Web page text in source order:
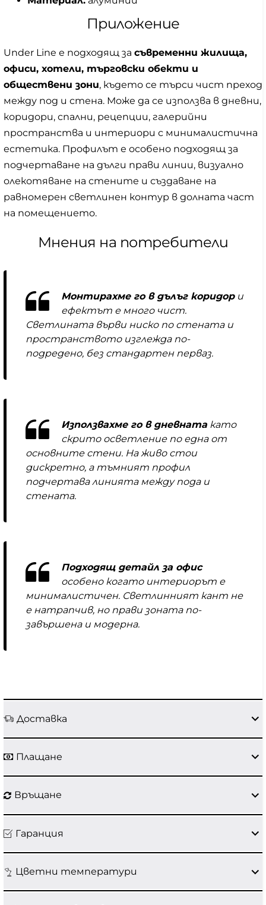
Приложение
Under Line е подходящ за съвременни жилища,
офиси, хотели, търговски обекти и
обществени зони, където се търси чист преход
между под и стена. Може да се използва в дневни,
коридори, спални, рецепции, галерийни
пространства и интериори с минималистична
естетика. Профилът е особено подходящ за
подчертаване на дълги прави линии, визуално
олекотяване на стените и създаване на
равномерен светлинен контур в долната част
на помещението.
Мнения на потребители
Монтирахме го в дълъг коридори
ефектът е много чист.
Светлината върви ниско по стената и
пространството изглежда по-
подредено, без стандартен перваз.
Използвахме го в дневната като
скрито осветление по една от
основните стени. На живо стои
дискретно, а тъмният профил
подчертава линията между пода и
стената.
Подходящ детайл за офис
особено когато интериорът е
минималистичен. Светлинният кант не
е натрапчив, но прави зоната по-
завършена и модерна.
Доставка
Плащане
Връщане
Гаранция
Цветни температури